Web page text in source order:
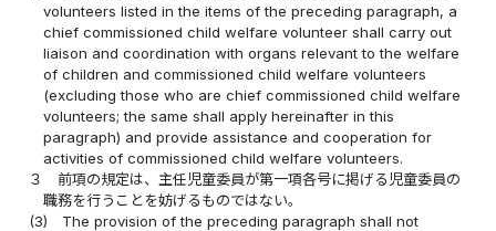
volunteers listed in the items of the preceding paragraph, a
chief commissioned child welfare volunteer shall carry out
liaison and coordination with organs relevant to the welfare
of children and commissioned child welfare volunteers
(excluding those who are chief commissioned child welfare
volunteers; the same shall apply hereinafter in this
paragraph) and provide assistance and cooperation for
activities of commissioned child welfare volunteers.
３
前項の規定は、主任児童委員が第一項各号に掲げる児童委員の
職務を行うことを妨げるものではない。
(3)
The provision of the preceding paragraph shall not